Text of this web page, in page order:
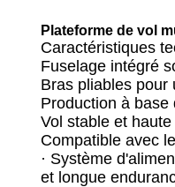
Plateforme de vol
Caractéristiques
Fuselage intégré
Bras pliables pour
Production à
Vol stable et
Compatible avec
· Système
et longue